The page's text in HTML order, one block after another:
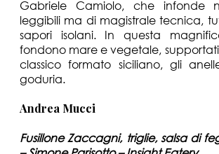
Gabriele Camiolo, che infonde
leggibili ma di magistrale tecnica,
sapori isolani. In questa
fondono mare e vegetale,
classico formato siciliano, gli
goduria.
Andrea Mucci
Fusillone Zaccagni, triglie, salsa di